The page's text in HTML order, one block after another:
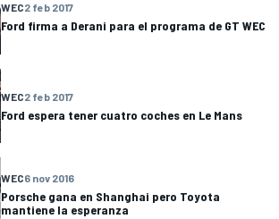
WEC2 feb 2017
Ford firma a Derani para el programa de GT WEC
WEC2 feb 2017
Ford espera tener cuatro coches en Le Mans
WEC6 nov 2016
Porsche gana en Shanghai pero Toyota
mantiene la esperanza